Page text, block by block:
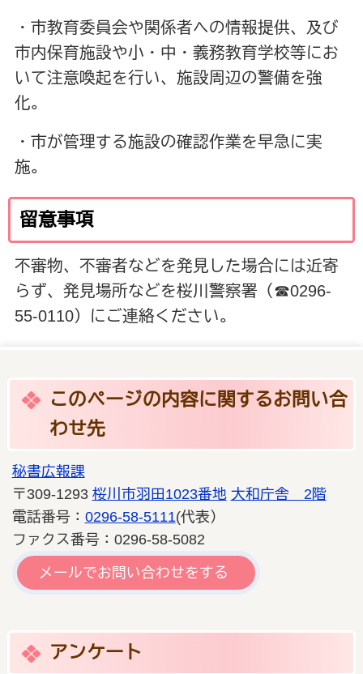
・市教育委員会や関係者への情報提供、及び
市内保育施設や小・中・義務教育学校等にお
いて注意喚起を行い、施設周辺の警備を強
化。
・市が管理する施設の確認作業を早急に実
施。
留意事項
不審物、不審者などを発見した場合には近寄
らず、発見場所などを桜川警察署（☎0296-
55-0110）にご連絡ください。
このページの内容に関するお問い合
わせ先
秘書広報課
〒309-1293 桜川市羽田1023番地 大和庁舎 2階
電話番号： 0296-58-5111(代表）
ファクス番号：0296-58-5082
メールでお問い合わせをする
アンケート